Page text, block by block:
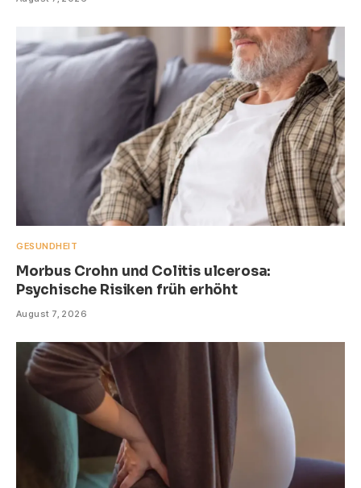
GESUNDHEIT
Morbus Crohn und Colitis ulcerosa:
Psychische Risiken früh erhöht
August 7, 2026